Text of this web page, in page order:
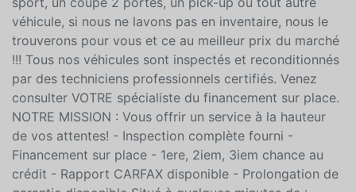
(VUS), une mini-fourgonnette, un camion, un
convertible (décapotable), une berline, une voiture
sport, un coupé 2 portes, un pick-up ou tout autre
véhicule, si nous ne lavons pas en inventaire, nous le
trouverons pour vous et ce au meilleur prix du marché
!!! Tous nos véhicules sont inspectés et reconditionnés
par des techniciens professionnels certifiés. Venez
consulter VOTRE spécialiste du financement sur place.
NOTRE MISSION : Vous offrir un service à la hauteur
de vos attentes! - Inspection complète fourni -